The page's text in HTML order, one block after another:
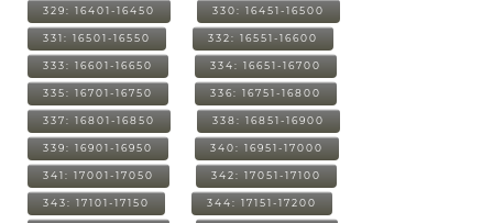
329: 16401-16450 330: 16451-16500
331: 16501-16550 332: 16551-16600
333: 16601-16650 334: 16651-16700
335: 16701-16750 336: 16751-16800
337: 16801-16850 338: 16851-16900
339: 16901-16950 340: 16951-17000
341: 17001-17050 342: 17051-17100
343: 17101-17150 344: 17151-17200